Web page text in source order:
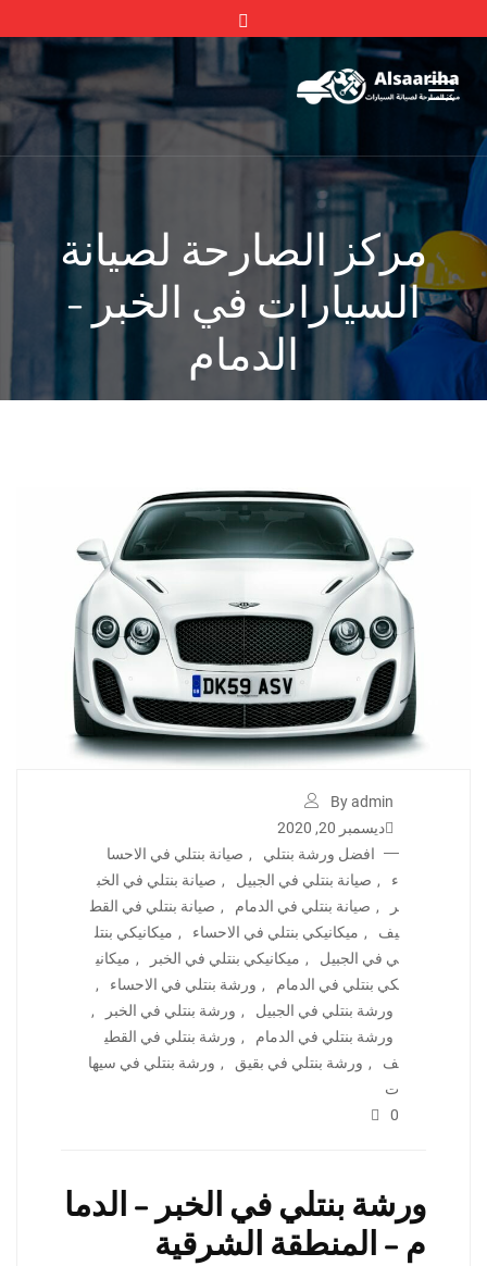
مركز الصارحة لصيانة
السيارات في الخبر -
الدمام
By admin
ديسمبر 20, 2020
افضل ورشة بنتلي
, صيانة بنتلي في الاحسا
ء
, صيانة بنتلي في الجبيل , صيانة بنتلي في الخب
ر
, صيانة بنتلي في الدمام , صيانة بنتلي في القط
يف
, ميكانيكي بنتلي في الاحساء , ميكانيكي بنتل
ي في الجبيل
, ميكانيكي بنتلي في الخبر , ميكاني
كي بنتلي في الدمام
, ورشة بنتلي في الاحساء
,
ورشة بنتلي في الجبيل
, ورشة بنتلي في الخبر
,
ورشة بنتلي في الدمام
, ورشة بنتلي في القطي
ف
, ورشة بنتلي في بقيق , ورشة بنتلي في سيها
ت
0
ورشة بنتلي في الخبر – الدما
م – المنطقة الشرقية